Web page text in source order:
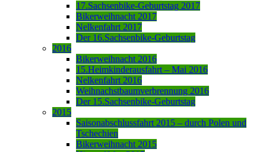
17.Sachsenbike-Geburtstag 2017
Bikerweihnacht 2017
Nelkenfahrt 2017
Der 16.Sachsenbike-Geburtstag
2016
Bikerweihnacht 2016
15.Heimkinderausfahrt – Mai 2016
Nelkenfahrt 2016
Weihnachstbaumverbrennung 2016
Der 15.Sachsenbike-Geburtstag
2015
Saisonabschlussfahrt 2015 – durch Polen und
Tschechien
Bikerweihnacht 2015